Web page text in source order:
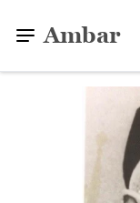
Ambar